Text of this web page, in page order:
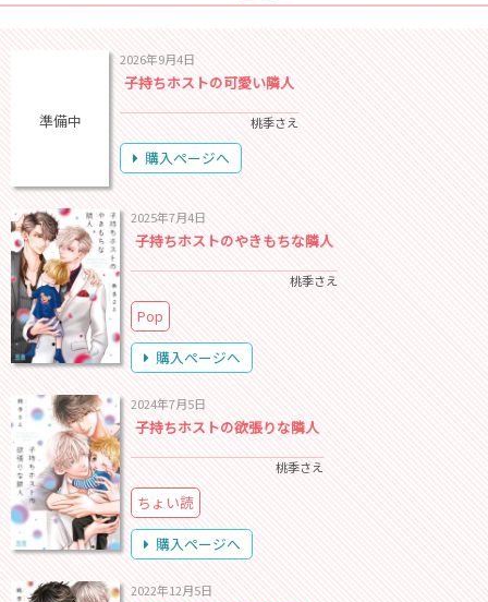
準備中
2026年9月4日
子持ちホストの可愛い隣人
桃季さえ
購入ページへ
2025年7月4日
子持ちホストのやきもちな隣人
桃季さえ
Pop
購入ページへ
2024年7月5日
子持ちホストの欲張りな隣人
桃季さえ
ちょい読
購入ページへ
2022年12月5日